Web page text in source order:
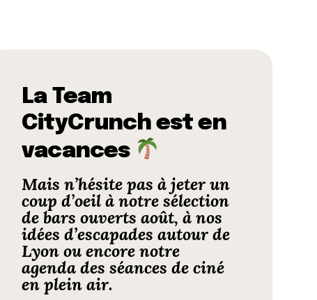
La Team
CityCrunch est en
vacances
Mais n’hésite pas à jeter un
coup d’oeil à notresélection
de bars ouverts août, à nos
idées d’escapades autour de
Lyonou encore notre
agenda des séances deciné
en plein air.